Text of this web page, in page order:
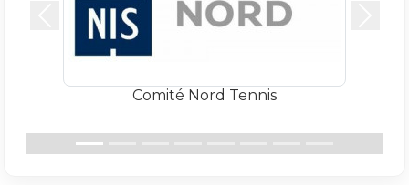
Comité Nord Tennis
Précedent